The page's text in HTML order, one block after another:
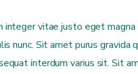
vitae justo eget
nunc. Sit amet purus
interdum varius sit. Sit